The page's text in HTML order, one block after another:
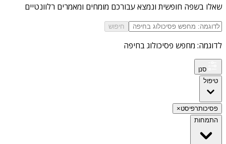
שאלו בשפה חופשית ונמצא עבורכם מומחים ומאמרים רלוונטיים
חיפוש
לדוגמה: מחפש פסיכולוג בחיפה
סנן
טיפול
פסיכותרפיסט×
התמחות